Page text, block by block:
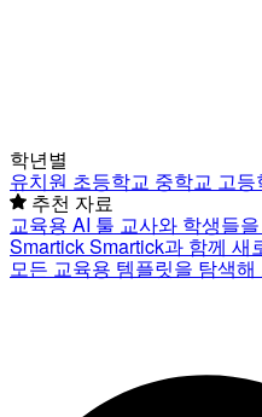
학년별
유치원 초등학교 중학교 고등
추천 자료
교육용 AI 툴 교사와 학생들
SmartickSmartick과 함께 새
모든 교육용 템플릿을 탐색해